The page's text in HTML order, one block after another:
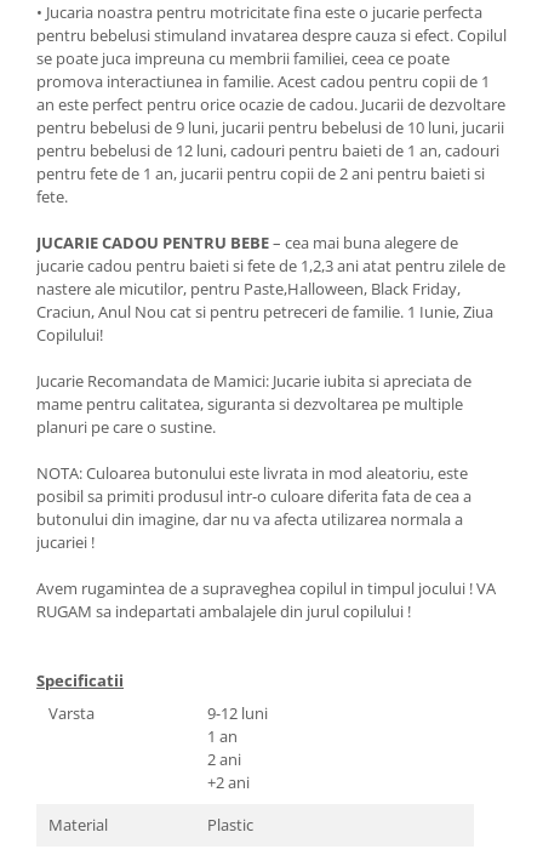
• ​​Jucaria noastra pentru motricitate fina este o jucarie perfecta
pentru bebelusi stimuland invatarea despre cauza si efect. Copilul
se poate juca impreuna cu membrii familiei, ceea ce poate
promova interactiunea in familie. Acest cadou pentru copii de 1
an este perfect pentru orice ocazie de cadou. Jucarii de dezvoltare
pentru bebelusi de 9 luni, jucarii pentru bebelusi de 10 luni, jucarii
pentru bebelusi de 12 luni, cadouri pentru baieti de 1 an, cadouri
pentru fete de 1 an, jucarii pentru copii de 2 ani pentru baieti si
fete.
JUCARIE CADOU PENTRU BEBE– cea mai buna alegere de
jucarie cadou pentru baieti si fete de 1,2,3 ani atat pentru zilele de
nastere ale micutilor, pentru Paste,Halloween, Black Friday,
Craciun, Anul Nou cat si pentru petreceri de familie. 1 Iunie, Ziua
Copilului!
Jucarie Recomandata de Mamici: Jucarie iubita si apreciata de
mame pentru calitatea, siguranta si dezvoltarea pe multiple
planuri pe care o sustine.
NOTA: Culoarea butonului este livrata in mod aleatoriu, este
posibil sa primiti produsul intr-o culoare diferita fata de cea a
butonului din imagine, dar nu va afecta utilizarea normala a
jucariei !
Avem rugamintea de a supraveghea copilul in timpul jocului ! VA
RUGAM sa indepartati ambalajele din jurul copilului !
Specificatii
Varsta
9-12 luni
1 an
2 ani
+2 ani
Material
Plastic